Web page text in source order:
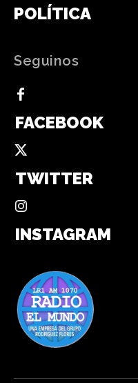
POLÍTICA
Seguinos
FACEBOOK
TWITTER
INSTAGRAM